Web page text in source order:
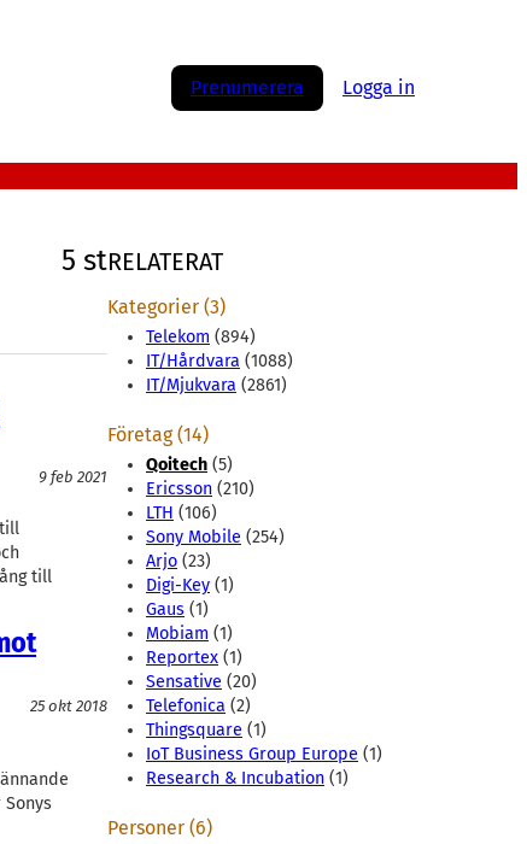
Prenumerera Logga in
5 st
9 feb 2021
till
25 okt 2018
RELATERAT
Kategorier (3)
Telekom (894)
IT/Hårdvara (1088)
IT/Mjukvara (2861)
Företag (14)
Qoitech (5)
Ericsson (210)
LTH (106)
Sony Mobile (254)
Arjo (23)
Digi-Key (1)
Gaus (1)
Mobiam (1)
Reportex (1)
Sensative (20)
Telefonica (2)
Thingsquare (1)
IoT Business Group Europe (1)
Research & Incubation (1)
Personer (6)